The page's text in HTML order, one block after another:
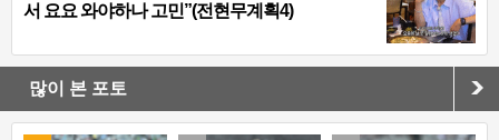
서 요요 와야하나 고민”(전현무계획4)
많이 본 포토